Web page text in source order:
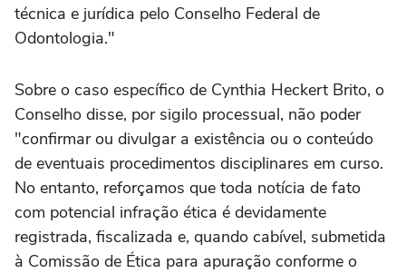
técnica e jurídica pelo Conselho Federal de
Odontologia."
Sobre o caso específico de Cynthia Heckert Brito, o
Conselho disse, por sigilo processual, não poder
"confirmar ou divulgar a existência ou o conteúdo
de eventuais procedimentos disciplinares em curso.
No entanto, reforçamos que toda notícia de fato
com potencial infração ética é devidamente
registrada, fiscalizada e, quando cabível, submetida
à Comissão de Ética para apuração conforme o